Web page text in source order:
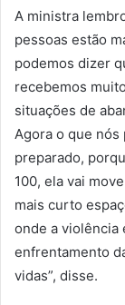
A ministra
pessoas estão
podemos dizer
recebemos
situações de
Agora o que
preparado,
100, ela vai
mais curto
onde a violência
enfrentamento
vidas”, disse.